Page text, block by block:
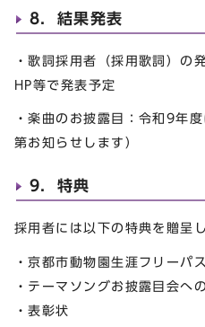
8．結果発表
・歌詞採用者（採用歌詞）の
HP等で発表予定
・楽曲のお披露目：令和9年
第お知らせします）
9．特典
採用者には以下の特典を贈呈
・京都市動物園生涯フリーパス
・テーマソングお披露目会へ
・表彰状